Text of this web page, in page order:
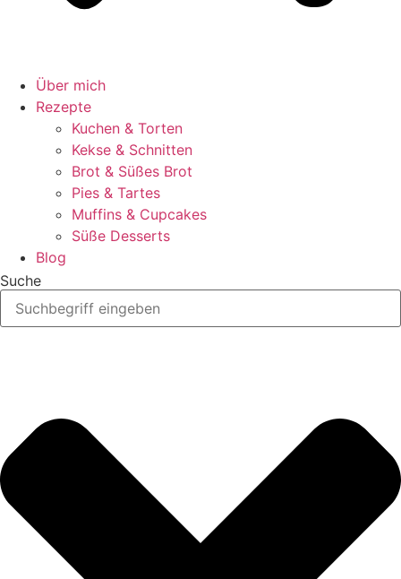
Über mich
Rezepte
Kuchen & Torten
Kekse & Schnitten
Brot & Süßes Brot
Pies & Tartes
Muffins & Cupcakes
Süße Desserts
Blog
Suche